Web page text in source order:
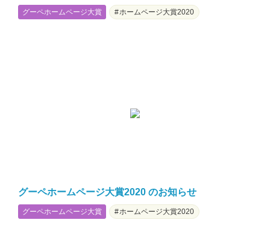
グーペホームページ大賞 ホームページ大賞2020
グーペホームページ大賞2020 のお知らせ
グーペホームページ大賞 ホームページ大賞2020